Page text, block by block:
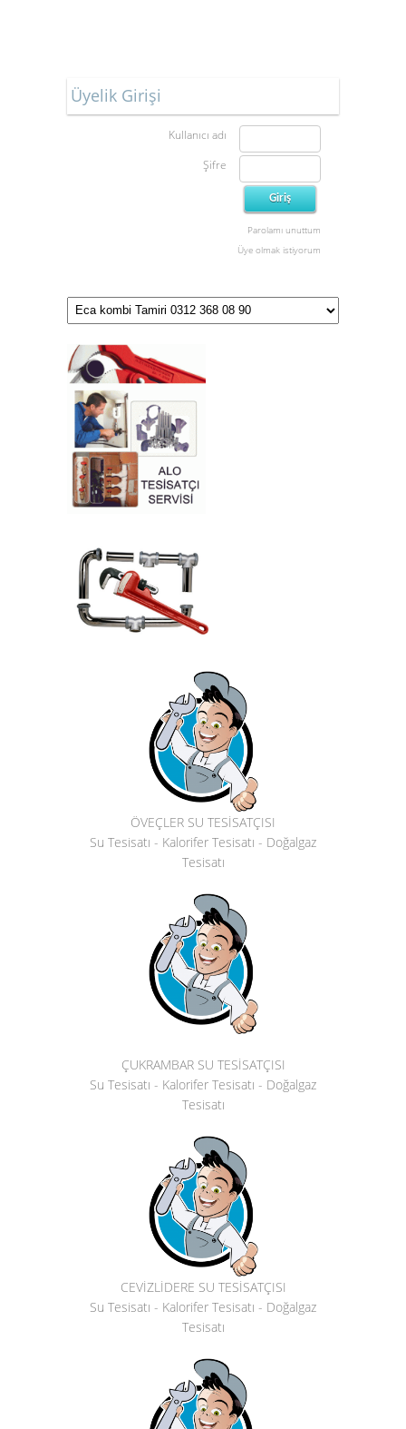
Üyelik Girişi
Kullanıcı adı
Şifre
Parolamı unuttum
Üye olmak istiyorum
ÖVEÇLER SU TESİSATÇISI
Su Tesisatı - Kalorifer Tesisatı - Doğalgaz
Tesisatı
ÇUKRAMBAR SU TESİSATÇISI
Su Tesisatı - Kalorifer Tesisatı - Doğalgaz
Tesisatı
CEVİZLİDERE SU TESİSATÇISI
Su Tesisatı - Kalorifer Tesisatı - Doğalgaz
Tesisatı